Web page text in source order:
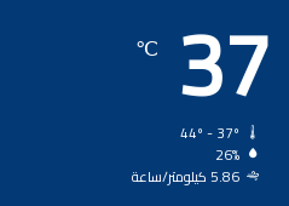
37
℃
26%
5.86 كيلومتر/ساعة